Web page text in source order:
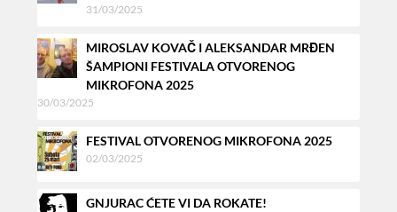
31/03/2025
MIROSLAV KOVAČ I ALEKSANDAR MRĐEN
ŠAMPIONI FESTIVALA OTVORENOG
MIKROFONA 2025
30/03/2025
FESTIVAL OTVORENOG MIKROFONA 2025
02/03/2025
GNJURAC ĆETE VI DA ROKATE!